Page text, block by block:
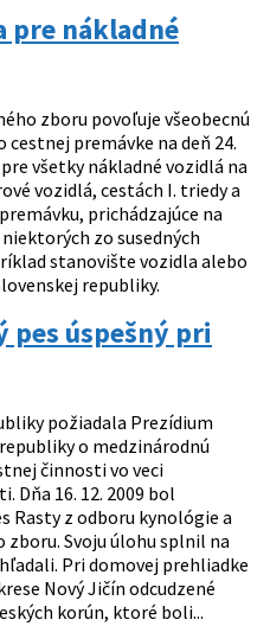
pre nákladné
zboru povoľuje všeobecnú
cestnej premávke na deň 24.
všetky nákladné vozidlá na
vozidlá, cestách I. triedy a
prichádzajúce na
zo susedných
stanovište vozidla alebo
republiky.
pes úspešný pri
požiadala Prezídium
o medzinárodnú
činnosti vo veci
Dňa 16. 12. 2009 bol
Rasty z odboru kynológie a
Svoju úlohu splnil na
Pri domovej prehliadke
Nový Jičín odcudzené
korún, ktoré boli...